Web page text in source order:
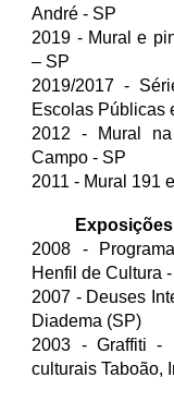
André - SP
2019 - Mural e
– SP
2019/2017 -
Escolas Públicas
2012 - Mural
Campo - SP
2011 - Mural 191
2008 -
Henfil de Cultura
2007 - Deuses
Diadema (SP)
2003 - Graffiti -
culturais Taboão,